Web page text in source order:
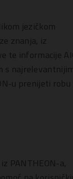
jezičkom
znanja, iz
te informacije
s
u prenijeti robu
PANTHEON-a,